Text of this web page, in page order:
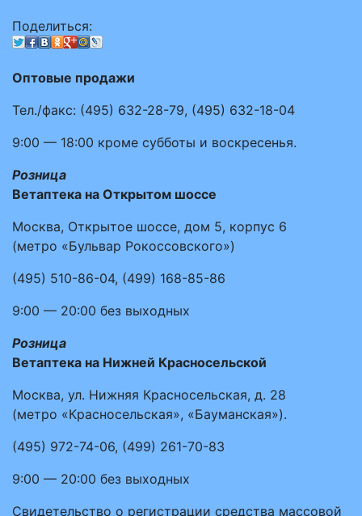
Поделиться:
Оптовые продажи
Тел./факс: (495) 632-28-79, (495) 632-18-04
9:00 — 18:00 кроме субботы и воскресенья.
Розница
Ветаптека на Открытом шоссе
Москва, Открытое шоссе, дом 5, корпус 6
(метро «Бульвар Рокоссовского»)
(495) 510-86-04, (499) 168-85-86
9:00 — 20:00 без выходных
Розница
Ветаптека на Нижней Красносельской
Москва, ул. Нижняя Красносельская, д. 28
(метро «Красносельская», «Бауманская»).
(495) 972-74-06, (499) 261-70-83
9:00 — 20:00 без выходных
Свидетельство о регистрации средства массовой